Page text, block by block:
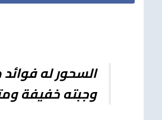
السحور له
وجبته خفيفة